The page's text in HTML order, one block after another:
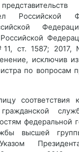
Российской
Российской
ст. 1587;
исключив
по вопросам
соответствия
гражданской
федеральной
высшей